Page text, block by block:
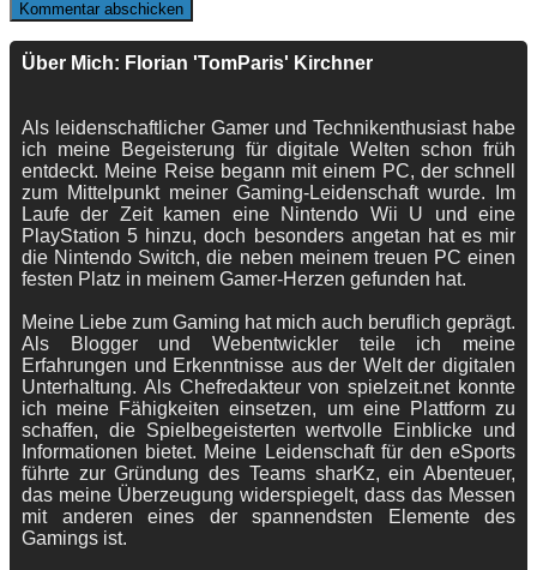
Über Mich: Florian 'TomParis' Kirchner
Als leidenschaftlicher Gamer und Technikenthusiast habe
ich meine Begeisterung für digitale Welten schon früh
entdeckt. Meine Reise begann mit einem PC, der schnell
zum Mittelpunkt meiner Gaming-Leidenschaft wurde. Im
Laufe der Zeit kamen eine Nintendo Wii U und eine
PlayStation 5 hinzu, doch besonders angetan hat es mir
die Nintendo Switch, die neben meinem treuen PC einen
festen Platz in meinem Gamer-Herzen gefunden hat.
Meine Liebe zum Gaming hat mich auch beruflich geprägt.
Als Blogger und Webentwickler teile ich meine
Erfahrungen und Erkenntnisse aus der Welt der digitalen
Unterhaltung. Als Chefredakteur von spielzeit.net konnte
ich meine Fähigkeiten einsetzen, um eine Plattform zu
schaffen, die Spielbegeisterten wertvolle Einblicke und
Informationen bietet. Meine Leidenschaft für den eSports
führte zur Gründung des Teams sharKz, ein Abenteuer,
das meine Überzeugung widerspiegelt, dass das Messen
mit anderen eines der spannendsten Elemente des
Gamings ist.